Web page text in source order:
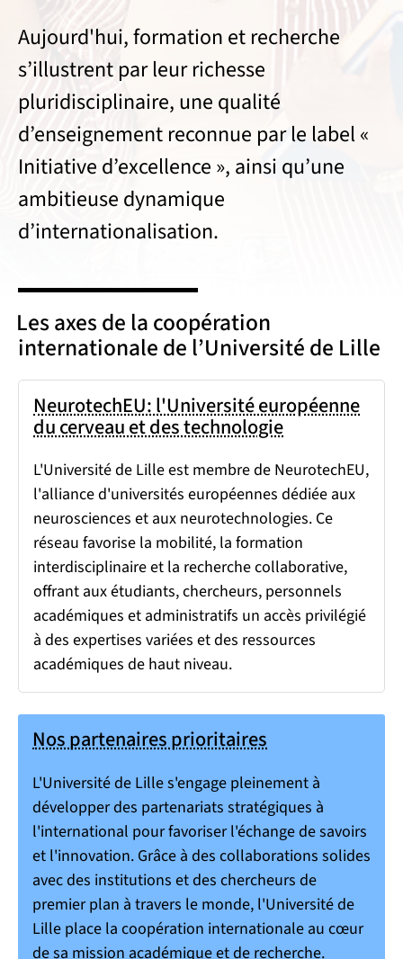
Aujourd'hui, formation et recherche
s’illustrent par leur richesse
pluridisciplinaire, une qualité
d’enseignement reconnue par le label «
Initiative d’excellence », ainsi qu’une
ambitieuse dynamique
d’internationalisation.
Les axes de la coopération
internationale de l’Université de Lille
NeurotechEU: l'Université européenne
du cerveau et des technologie
L'Université de Lille est membre de NeurotechEU,
l'alliance d'universités européennes dédiée aux
neurosciences et aux neurotechnologies. Ce
réseau favorise la mobilité, la formation
interdisciplinaire et la recherche collaborative,
offrant aux étudiants, chercheurs, personnels
académiques et administratifs un accès privilégié
à des expertises variées et des ressources
académiques de haut niveau.
Nos partenaires prioritaires
L'Université de Lille s'engage pleinement à
développer des partenariats stratégiques à
l'international pour favoriser l'échange de savoirs
et l'innovation. Grâce à des collaborations solides
avec des institutions et des chercheurs de
premier plan à travers le monde, l'Université de
Lille place la coopération internationale au cœur
de sa mission académique et de recherche.